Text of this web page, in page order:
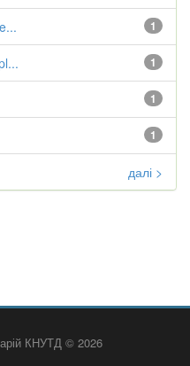
1
1
1
1
далі >
КНУТД © 2026